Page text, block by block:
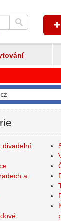
divadelní
a